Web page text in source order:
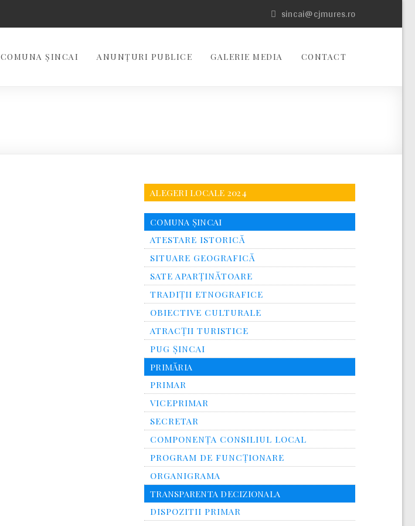
sincai@cjmures.ro
COMUNA ȘINCAI ANUNȚURI PUBLICE GALERIE MEDIA CONTACT
ALEGERI LOCALE 2024
COMUNA ȘINCAI
ATESTARE ISTORICĂ
SITUARE GEOGRAFICĂ
SATE APARȚINĂTOARE
TRADIȚII ETNOGRAFICE
OBIECTIVE CULTURALE
ATRACȚII TURISTICE
PUG ȘINCAI
PRIMĂRIA
PRIMAR
VICEPRIMAR
SECRETAR
COMPONENȚA CONSILIUL LOCAL
PROGRAM DE FUNCȚIONARE
ORGANIGRAMA
TRANSPARENTA DECIZIONALA
DISPOZITII PRIMAR